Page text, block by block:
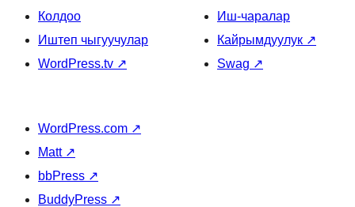
Колдоо
Иштеп чыгуучулар
WordPress.tv ↗
Иш-чаралар
Кайрымдуулук ↗
Swag ↗
WordPress.com ↗
Matt ↗
bbPress ↗
BuddyPress ↗